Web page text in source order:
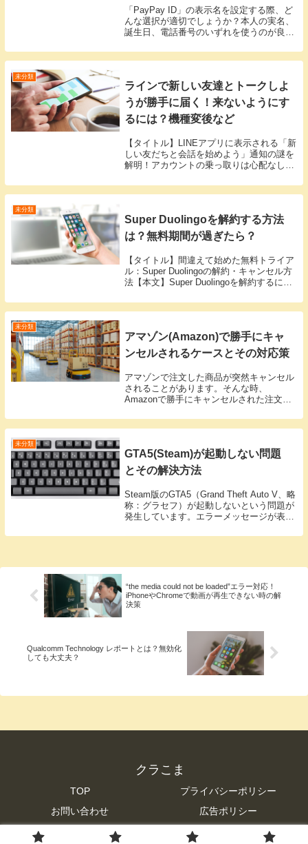
「PayPay ID」の表示名を設定する際、ど
んな選択が適切でしょうか？本人の実名、
誕生日、電話番号のいずれを使うのが良い
ーザーのアカウントに固有で割り当てられ
未分類
ラインで新しい友達とトークしよ
うが勝手に届く！来ないようにす
るには？機種変後など
【タイトル】LINEアプリに表示される「新
しい友だちと会話を始めよう」通知の謎を
解明！アカウントの乗っ取りは心配なし？
会話を始めよう」というメッセージがトー
未分類
Super Duolingoを解約する方法
は？無料期間が過ぎたら？
【タイトル】間違えて始めた無料トライア
ル：Super Duolingoの解約・キャンセル方
法【本文】Super Duolingoを解約するには
料で使えますが、Super Duolingoという
未分類
アマゾン(Amazon)で勝手にキャ
ンセルされるケースとその対応策
アマゾンで注文した商品が突然キャンセル
されることがあります。そんな時、
Amazonで勝手にキャンセルされた注文に
か？アマゾン｜勝手にキャンセルされる主
未分類
GTA5(Steam)が起動しない問題
とその解決方法
Steam版のGTA5（Grand Theft Auto V、略
称：グラセフ）が起動しないという問題が
発生しています。エラーメッセージが表示
それを行っても問題が解消されないことが
“the media could not be loaded”エラー対応！
iPhoneやChromeで動画が再生できない時の解
決策
Qualcomm Technology レポートとは？無効化
しても大丈夫？
クラこま
TOP
プライバシーポリシー
お問い合わせ
広告ポリシー
© 2023 クラこま.